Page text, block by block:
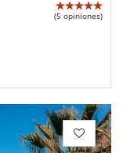
(5 opiniones)